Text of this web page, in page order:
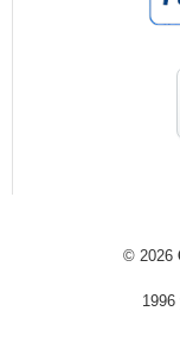
© 2026
1996